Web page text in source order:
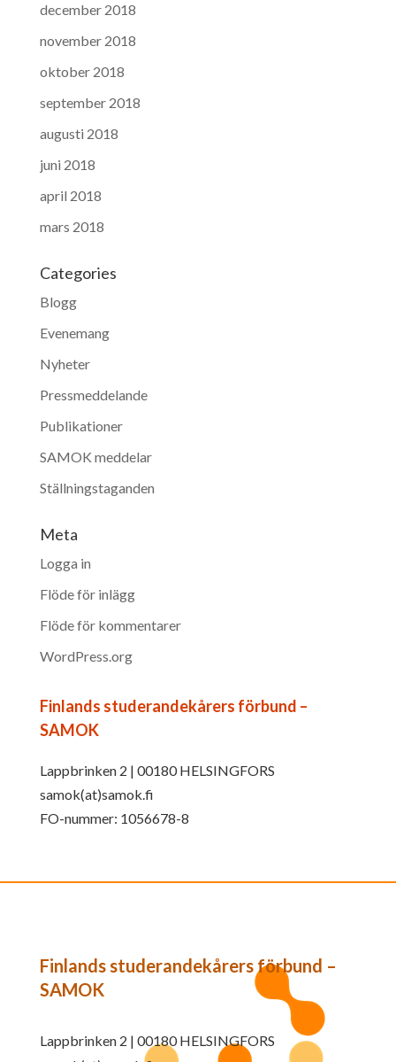
december 2018
november 2018
oktober 2018
september 2018
augusti 2018
juni 2018
april 2018
mars 2018
Categories
Blogg
Evenemang
Nyheter
Pressmeddelande
Publikationer
SAMOK meddelar
Ställningstaganden
Meta
Logga in
Flöde för inlägg
Flöde för kommentarer
WordPress.org
Finlands studerandekårers förbund –
SAMOK
Lappbrinken 2 | 00180 HELSINGFORS
samok(at)samok.fi
FO-nummer: 1056678-8
Finlands studerandekårers förbund –
SAMOK
Lappbrinken 2 | 00180 HELSINGFORS